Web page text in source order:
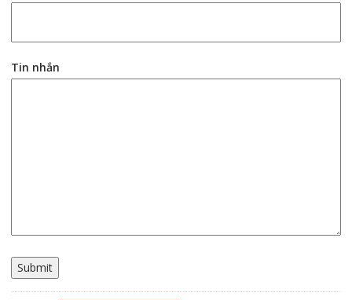
Tin nhắn
Submit